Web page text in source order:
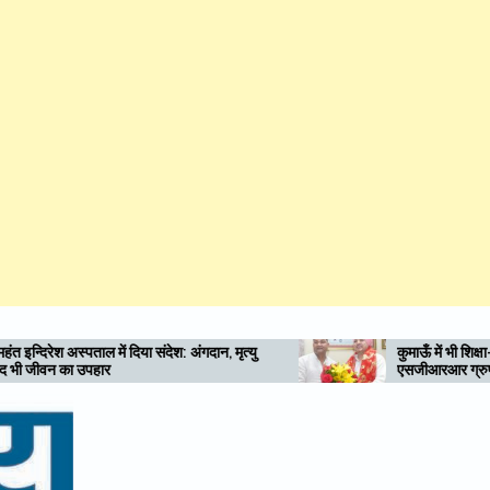
मृत्यु
कुमाऊँ में भी शिक्षा-स्वास्थ्य की नई अलख जगाए
एसजीआरआर ग्रुप: राम सिंह कैड़ा